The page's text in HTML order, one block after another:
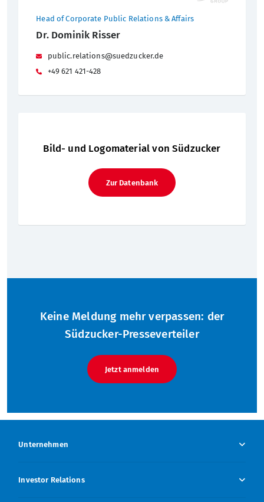
Head of Corporate Public Relations & Affairs
Dr. Dominik Risser
public.relations@suedzucker.de
+49 621 421-428
Bild- und Logomaterial von Südzucker
Zur Datenbank
Keine Meldung mehr verpassen: der
Südzucker-Presseverteiler
Jetzt anmelden
Unternehmen
Unternehmen Übersicht
Investor Relations